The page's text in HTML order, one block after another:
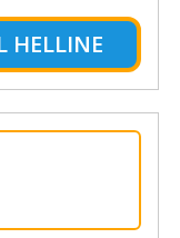
HELLINE